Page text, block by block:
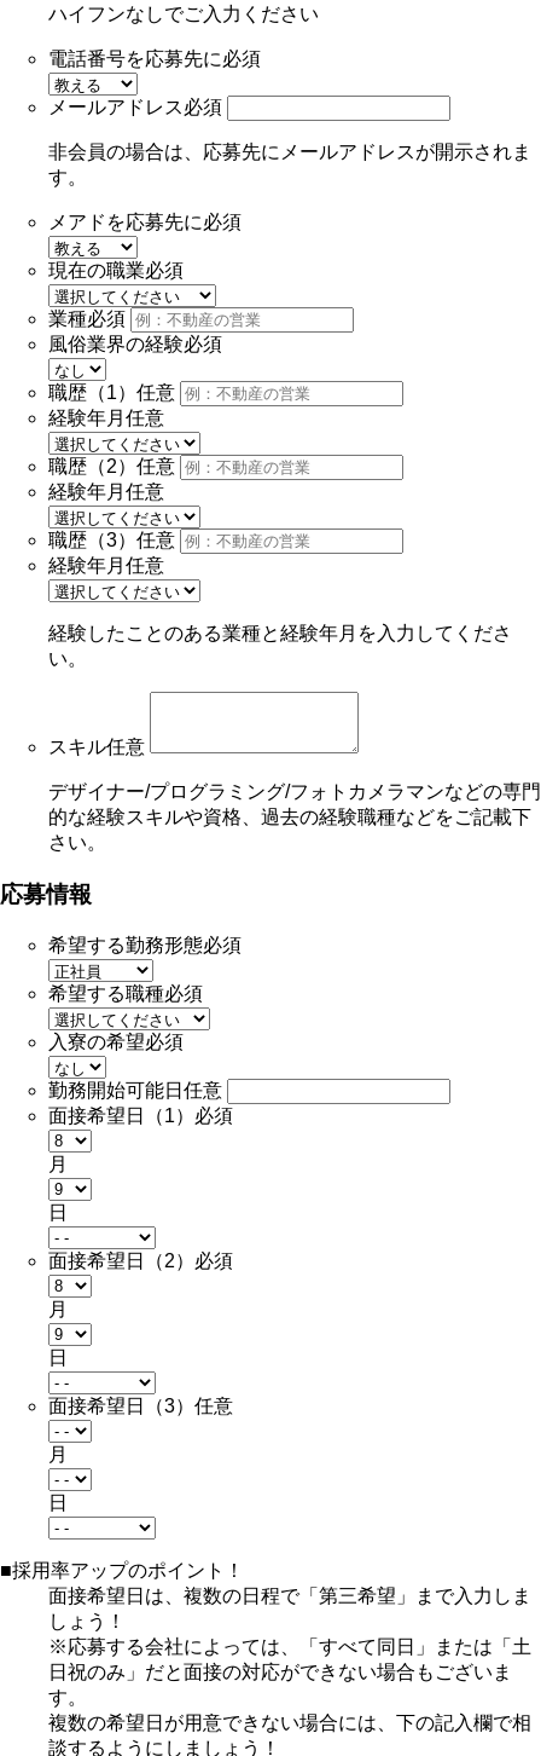
ハイフンなしでご入力ください
電話番号を応募先に必須
メールアドレス必須
非会員の場合は、応募先にメールアドレスが開示されま
す。
メアドを応募先に必須
現在の職業必須
業種必須
風俗業界の経験必須
職歴（1） 任意
経験年月 任意
職歴（2） 任意
経験年月 任意
職歴（3） 任意
経験年月 任意
経験したことのある業種と経験年月を入力してくださ
い。
スキル任意
デザイナー/プログラミング/フォトカメラマンなどの専門
的な経験スキルや資格、過去の経験職種などをご記載下
さい。
応募情報
希望する勤務形態必須
希望する職種必須
入寮の希望必須
勤務開始可能日 任意
面接希望日（1） 必須
月
日
面接希望日（2） 必須
月
日
面接希望日（3） 任意
月
日
■採用率アップのポイント！
面接希望日は、複数の日程で「第三希望」まで入力しま
しょう！
※応募する会社によっては、「すべて同日」または「土
日祝のみ」だと面接の対応ができない場合もございま
す。
複数の希望日が用意できない場合には、下の記入欄で相
談する ようにしましょう！